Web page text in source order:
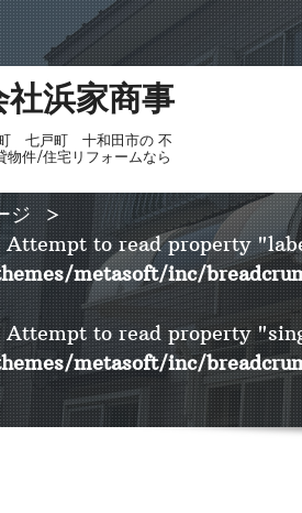
浜家商事
七戸町 十和田市の 不
物件/住宅リフォームなら
ジ>
Attempt to read property
metasoft/inc/
Attempt to read property
metasoft/inc/